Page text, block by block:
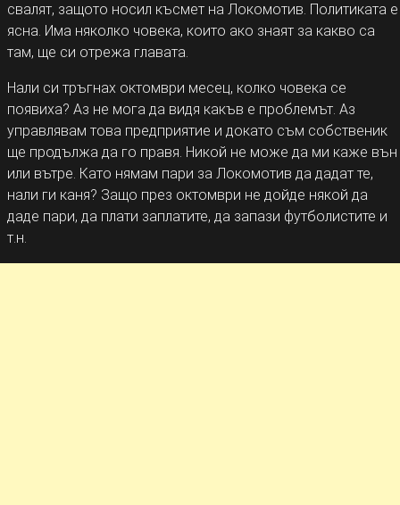
свалят, защото носил късмет на Локомотив. Политиката е
ясна. Има няколко човека, които ако знаят за какво са
там, ще си отрежа главата.
Нали си тръгнах октомври месец, колко човека се
появиха? Аз не мога да видя какъв е проблемът. Аз
управлявам това предприятие и докато съм собственик
ще продължа да го правя. Никой не може да ми каже вън
или вътре. Като нямам пари за Локомотив да дадат те,
нали ги каня? Защо през октомври не дойде някой да
даде пари, да плати заплатите, да запази футболистите и
т.н.